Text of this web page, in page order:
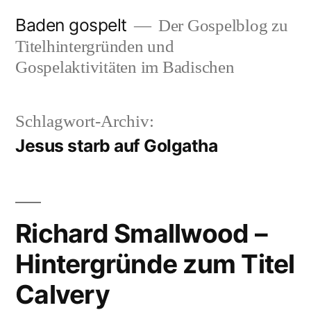
Inhalt
springen
Baden gospelt
Der Gospelblog zu
Titelhintergründen und
Gospelaktivitäten im Badischen
Schlagwort-Archiv:
Jesus starb auf Golgatha
Richard Smallwood –
Hintergründe zum Titel
Calvery